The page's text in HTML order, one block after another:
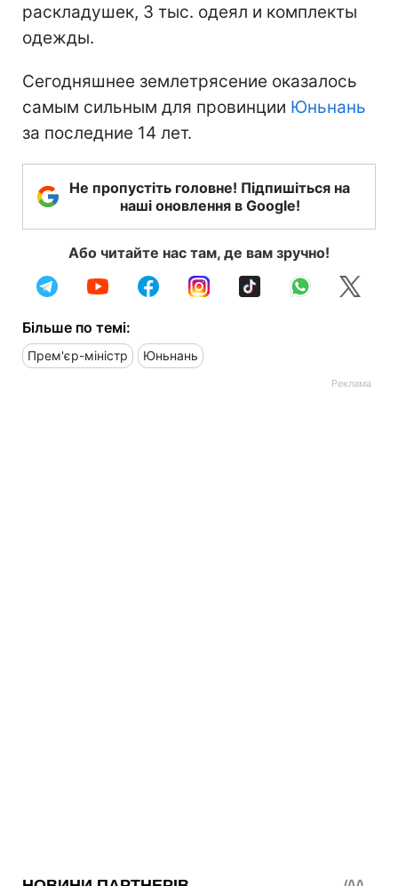
раскладушек, 3 тыс. одеял и комплекты
одежды.
Сегодняшнее землетрясение оказалось
самым сильным для провинции Юньнань
за последние 14 лет.
Не пропустіть головне! Підпишіться на
наші оновлення в Google!
Або читайте нас там, де вам зручно!
Більше по темі:
Прем'єр-міністр Юньнань